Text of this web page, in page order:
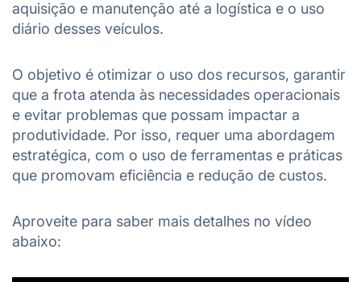
aquisição e manutenção até a logística e o uso
diário desses veículos.
O objetivo é otimizar o uso dos recursos, garantir
que a frota atenda às necessidades operacionais
e evitar problemas que possam impactar a
produtividade. Por isso, requer uma abordagem
estratégica, com o uso de ferramentas e práticas
que promovam eficiência e redução de custos.
Aproveite para saber mais detalhes no vídeo
abaixo: